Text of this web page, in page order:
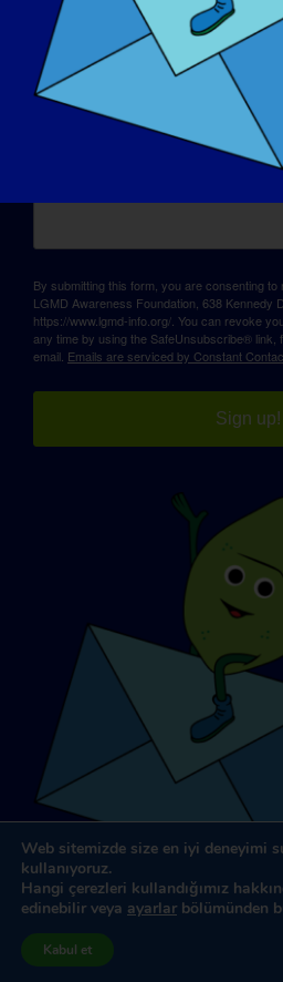
Sign up for
By submitting this form, you are consenting
LGMD Awareness Foundation, 638 Kennedy
https://www.lgmd-info.org/. You can revoke
any time by using the SafeUnsubscribe® link,
email. Emails are serviced by Constant
Sign up!
Ortakları
Web sitemizde size en iyi deneyimi
kullanıyoruz.
Hangi çerezleri kullandığımız
edinebilir veya ayarlar bölümünden
Kabul et